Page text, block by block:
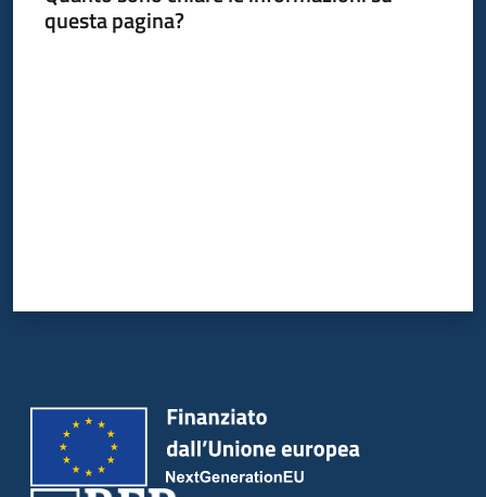
bandi
in
Seguici
questa pagina?